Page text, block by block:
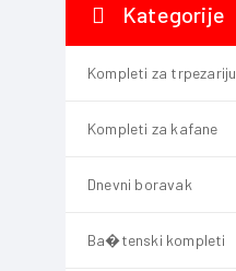
Kategorije
Kompleti za trpezariju
Kompleti za kafane
Dnevni boravak
Ba�tenski kompleti